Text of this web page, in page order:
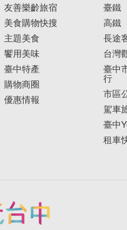
友善樂齡旅宿
美食購物快搜
主題美食
饗用美味
臺中特產
購物商圈
優惠情報
臺鐵
高鐵
長途
台灣
臺中
行
市區
駕車
臺中
租車